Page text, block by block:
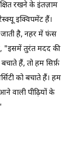
रखने के इंतज़ाम
इक्विपमेंट हैं।
है, नहर में फंस
"इसमें तुरंत मदद की
हैं, तो हम सिर्फ़
को बचाते हैं। हम
वाली पीढ़ियों के